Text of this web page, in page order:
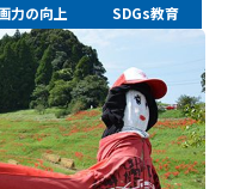
力の向上 SDGs教育